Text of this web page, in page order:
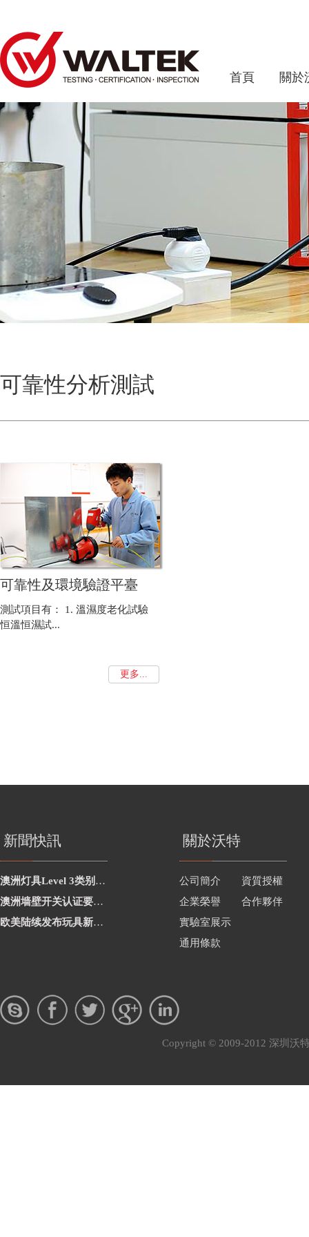
首頁 關於
可靠性分析測試
可靠性及環境驗證平臺
測試項目有： 1. 溫濕度老化試驗
恒溫恒濕試...
更多...
新聞快訊
澳洲灯具Level 3类别新增2项
澳洲墙壁开关认证要求修订
欧美陆续发布玩具新要求
關於沃特
公司簡介
資質授權
企業榮譽
合作夥伴
實驗室展示
通用條款
Copyright © 2009-2012 深圳沃